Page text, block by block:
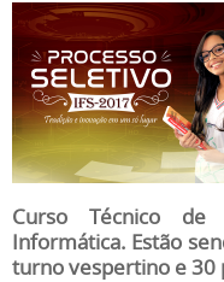
Curso Técnico
Informática. Estão
turno vespertino e 30